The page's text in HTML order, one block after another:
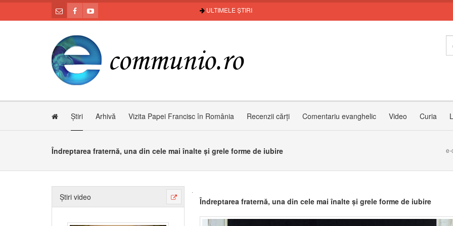
ULTIMELE ȘTIRI
Știri Arhivă Vizita Papei Francisc în România Recenzii cărți Comentariu evanghelic Video Curia
Îndreptarea fraternă, una din cele mai înalte și grele forme de iubire e-
Știri video Îndreptarea fraternă, una din cele mai înalte și grele forme de iubire